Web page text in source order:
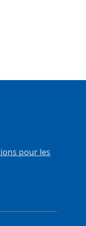
pour les